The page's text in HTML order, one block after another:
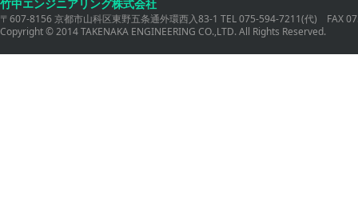
竹中エンジニアリング株式会社
〒607-8156 京都市山科区東野五条通外環西入83-1 TEL 075-594-7211(代) FAX
Copyright © 2014 TAKENAKA ENGINEERING CO.,LTD. All Rights Reserved.